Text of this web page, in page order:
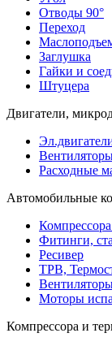
Отводы 90°
Переход
Заглушка
Гайки и
Штуцера
Двигатели,
Расходные
Автомобильные
Фитинги,
Ресивер
ТРВ,
Моторы
Компрессора и